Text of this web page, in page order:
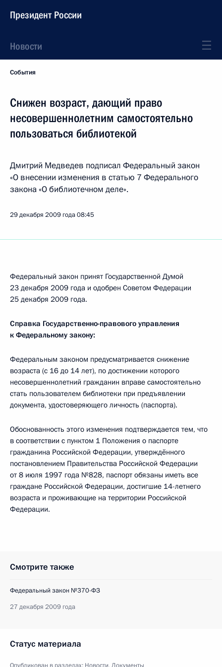
Президент России
Новости
События
Снижен возраст, дающий право
несовершеннолетним самостоятельно
пользоваться библиотекой
Дмитрий Медведев подписал Федеральный закон
«О внесении изменения в статью 7 Федерального
закона «О библиотечном деле».
29 декабря 2009 года08:45
Федеральный закон принят Государственной Думой
23 декабря 2009 года и одобрен Советом Федерации
25 декабря 2009 года.
Справка Государственно-правового управления
к Федеральному закону:
Федеральным законом предусматривается снижение
возраста (с 16 до 14 лет), по достижении которого
несовершеннолетний гражданин вправе самостоятельно
стать пользователем библиотеки при предъявлении
документа, удостоверяющего личность (паспорта).
Обоснованность этого изменения подтверждается тем, что
в соответствии с пунктом 1 Положения о паспорте
гражданина Российской Федерации, утверждённого
постановлением Правительства Российской Федерации
от 8 июля 1997 года №828, паспорт обязаны иметь все
граждане Российской Федерации, достигшие 14-летнего
возраста и проживающие на территории Российской
Федерации.
Смотрите также
Федеральный закон №370-ФЗ
27 декабря 2009 года
Статус материала